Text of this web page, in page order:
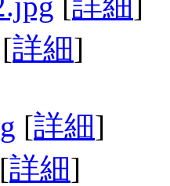
[詳細]
[詳細]
[詳細]